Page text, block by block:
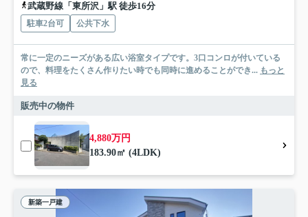
武蔵野線「東所沢」駅 徒歩16分
駐車2台可 公共下水
常に一定のニーズがある広い浴室タイプです。3口コンロが付いている
ので、料理をたくさん作りたい時でも同時に進めることができ... もっと
見る
販売中の物件
4,880万円
183.90㎡ (4LDK)
新築一戸建